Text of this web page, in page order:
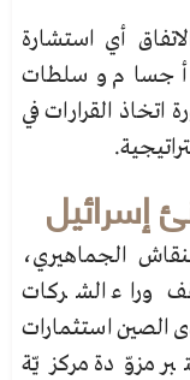
أي استشارة
أي أجسام وسلطات
القرارات في
إسرائيل
الجماهيري،
وراء الشركات
الصين استثمارات
مزوّدة مركزيّة